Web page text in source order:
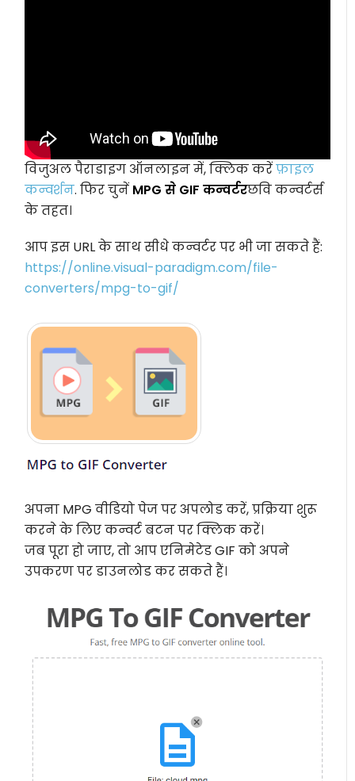
विजुअल पैराडाइग ऑनलाइन में, क्लिक करेंफ़ाइल
कन्वर्शन. फिर चुनें MPG से GIF कन्वर्टरछवि कन्वर्टर्स
के तहत।
आप इस URL के साथ सीधे कन्वर्टर पर भी जा सकते हैं:
https://online.visual-paradigm.com/file-
converters/mpg-to-gif/
अपना MPG वीडियो पेज पर अपलोड करें, प्रक्रिया शुरू
करने के लिए कन्वर्ट बटन पर क्लिक करें।
जब पूरा हो जाए, तो आप एनिमेटेड GIF को अपने
उपकरण पर डाउनलोड कर सकते हैं।